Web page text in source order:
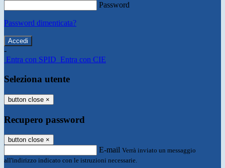
Password
Password dimenticata?
-
Entra con SPID Entra con CIE
Seleziona utente
button close ×
Recupero password
button close ×
E-mail Verrà inviato un messaggio
all'indirizzo indicato con le istruzioni necessarie.